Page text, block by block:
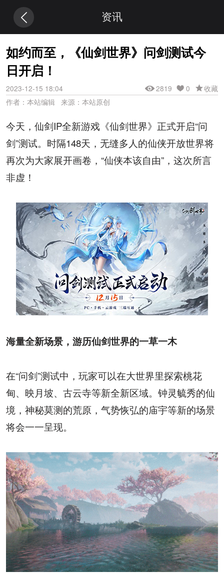
资讯
如约而至，《仙剑世界》问剑测试今
日开启！
2023-12-15 18:04 收藏
0
2819
作者：本站编辑 来源：本站原创
今天，仙剑IP全新游戏《仙剑世界》正式开启“问
剑”测试。时隔148天，无缝多人的仙侠开放世界将
再次为大家展开画卷，“仙侠本该自由”，这次所言
非虚！
海量全新场景，游历仙剑世界的一草一木
在“问剑”测试中，玩家可以在大世界里探索桃花
甸、映月坡、古云寺等新全新区域。钟灵毓秀的仙
境，神秘莫测的荒原，气势恢弘的庙宇等新的场景
将会一一呈现。